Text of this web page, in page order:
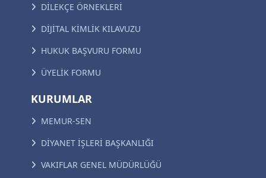
DİLEKÇE ÖRNEKLERİ
DİJİTAL KİMLİK KILAVUZU
HUKUK BAŞVURU FORMU
ÜYELİK FORMU
KURUMLAR
MEMUR-SEN
DİYANET İŞLERİ BAŞKANLIĞI
VAKIFLAR GENEL MÜDÜRLÜĞÜ